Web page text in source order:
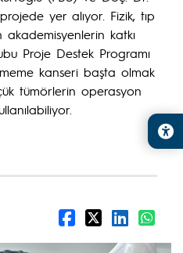
yer alıyor. Fizik, tıp
katkı
Proje Destek Programı
kanseri başta olmak
tümörlerin operasyon